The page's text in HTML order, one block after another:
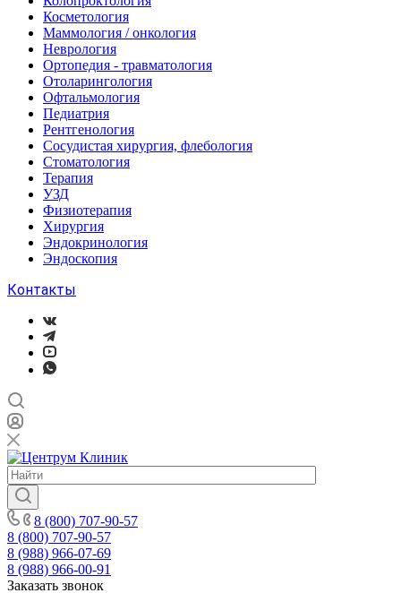
Косметология
Маммология / онкология
Неврология
Ортопедия - травматология
Отоларингология
Офтальмология
Педиатрия
Рентгенология
Сосудистая хирургия, флебология
Стоматология
Терапия
УЗД
Физиотерапия
Хирургия
Эндокринология
Эндоскопия
Контакты
8 (800) 707-90-57
8 (800) 707-90-57
8 (988) 966-07-69
8 (988) 966-00-91
Заказать звонок